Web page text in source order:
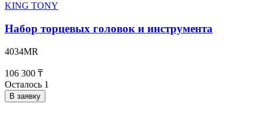
KING TONY
Набор торцевых головок и инструмента
4034MR
106 300 ₸
Осталось 1
В заявку